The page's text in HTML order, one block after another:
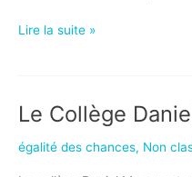
Home
Lire la suite »
Le Collège
égalité des chances, Non